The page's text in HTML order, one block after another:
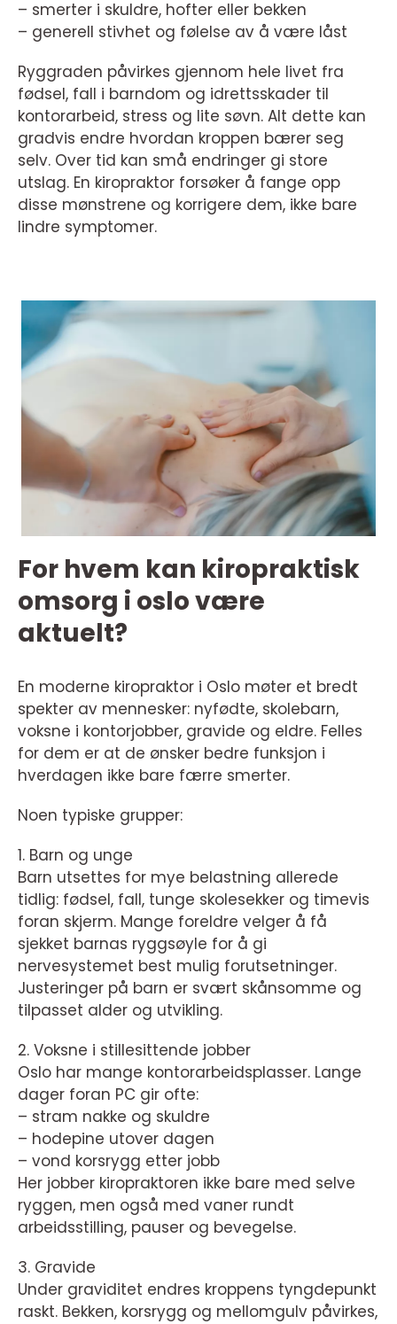
– smerter i skuldre, hofter eller bekken
– generell stivhet og følelse av å være låst
Ryggraden påvirkes gjennom hele livet fra
fødsel, fall i barndom og idrettsskader til
kontorarbeid, stress og lite søvn. Alt dette kan
gradvis endre hvordan kroppen bærer seg
selv. Over tid kan små endringer gi store
utslag. En kiropraktor forsøker å fange opp
disse mønstrene og korrigere dem, ikke bare
lindre symptomer.
For hvem kan kiropraktisk
omsorg i oslo være
aktuelt?
En moderne kiropraktor i Oslo møter et bredt
spekter av mennesker: nyfødte, skolebarn,
voksne i kontorjobber, gravide og eldre. Felles
for dem er at de ønsker bedre funksjon i
hverdagen ikke bare færre smerter.
Noen typiske grupper:
1. Barn og unge
Barn utsettes for mye belastning allerede
tidlig: fødsel, fall, tunge skolesekker og timevis
foran skjerm. Mange foreldre velger å få
sjekket barnas ryggsøyle for å gi
nervesystemet best mulig forutsetninger.
Justeringer på barn er svært skånsomme og
tilpasset alder og utvikling.
2. Voksne i stillesittende jobber
Oslo har mange kontorarbeidsplasser. Lange
dager foran PC gir ofte:
– stram nakke og skuldre
– hodepine utover dagen
– vond korsrygg etter jobb
Her jobber kiropraktoren ikke bare med selve
ryggen, men også med vaner rundt
arbeidsstilling, pauser og bevegelse.
3. Gravide
Under graviditet endres kroppens tyngdepunkt
raskt. Bekken, korsrygg og mellomgulv påvirkes,